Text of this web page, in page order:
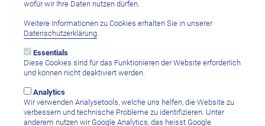
Gewünschte Aufenthaltsdauer
wofür wir Ihre Daten nutzen dürfen.
Weitere Informationen zu Cookies erhalten Sie in unserer
Datenschutzerklärung.
Essentials
Diese Cookies sind für das Funktionieren der Website erforderlich
und können nicht deaktiviert werden.
Analytics
Wir verwenden Analysetools, welche uns helfen, die Website zu
verbessern und technische Probleme zu identifizieren. Unter
anderem nutzen wir Google Analytics, das heisst Google